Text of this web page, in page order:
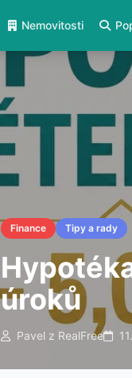
Nemovitosti
Finance Tipy a rady
úroků
Pavel z RealFree